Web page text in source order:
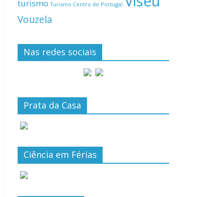
turismo Turismo Centro de Portugal
Vouzela
Nas redes sociais
Prata da Casa
Ciência em Férias